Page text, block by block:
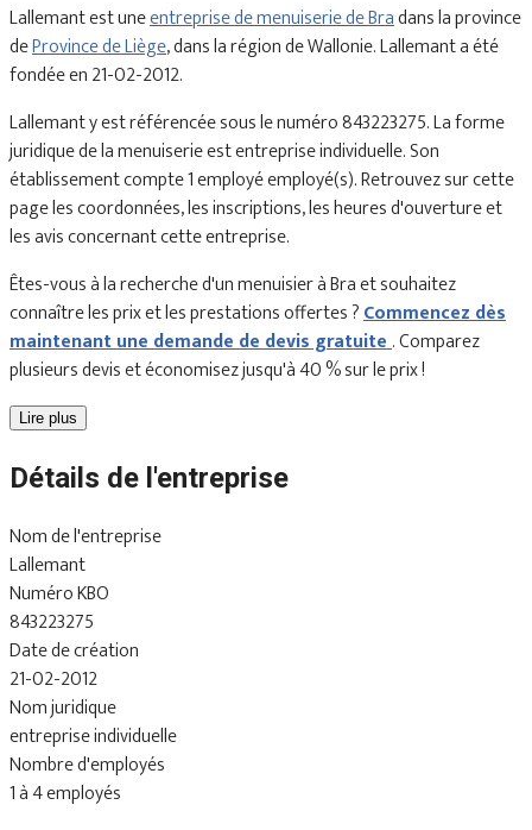
Lallemant est uneentreprise de menuiserie de Bradans la province
deProvince de Liège, dans la région de Wallonie. Lallemant a été
fondée en 21-02-2012.
Lallemant y est référencée sous le numéro 843223275. La forme
juridique de la menuiserie est entreprise individuelle. Son
établissement compte 1 employé employé(s). Retrouvez sur cette
page les coordonnées, les inscriptions, les heures d'ouverture et
les avis concernant cette entreprise.
Êtes-vous à la recherche d'un menuisier à Bra et souhaitez
connaître les prix et les prestations offertes ?Commencez dès
maintenant une demande de devis gratuite. Comparez
plusieurs devis et économisez jusqu'à 40 % sur le prix !
Lire plus
Détails de l'entreprise
Nom de l'entreprise
Lallemant
Numéro KBO
843223275
Date de création
21-02-2012
Nom juridique
entreprise individuelle
Nombre d'employés
1 à 4 employés